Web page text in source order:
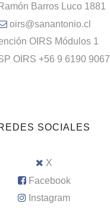
Barros Luco 1881
oirs@sanantonio.cl
OIRS Módulos 1
OIRS +56 9 6190 9067
SOCIALES
X
Facebook
Instagram